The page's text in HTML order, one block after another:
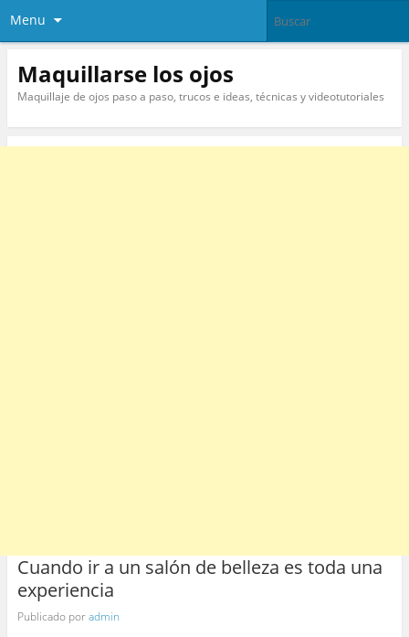
Menu
Maquillarse los ojos
Maquillaje de ojos paso a paso, trucos e ideas, técnicas y videotutoriales
Cuando ir a un salón de belleza es toda una
experiencia
Publicado poradmin